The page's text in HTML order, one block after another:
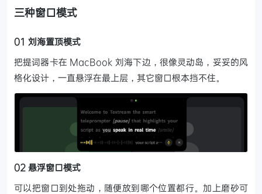
三种窗口模式
01 刘海置顶模式
把提词器卡在 MacBook 刘海下边，很像灵动岛，妥妥的风
格化设计，一直悬浮在最上层，其它窗口根本挡不住。
02 悬浮窗口模式
可以把窗口到处拖动，随便放到哪个位置都行。加上磨砂可